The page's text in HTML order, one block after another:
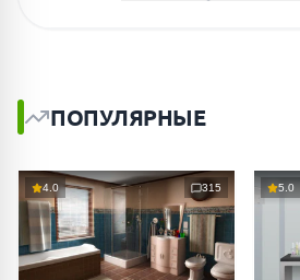
ПОПУЛЯРНЫЕ
4.0 315 5.0